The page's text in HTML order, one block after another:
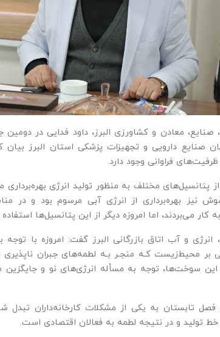
صنایع، معادن و کشاورزی البرز، داود فدایی در
صنایع دارویی و تجهیزات پزشکی استان البرز
فراوانی وجود دارد.
مختلف به منظور تولید انرژی بهره‌برداری
نیز بهره‌برداری از انرژی آبی مرسوم بود و در
کار می‌بردند، اما امروزه دیگر از این پتانسیل‌ها
و آب اتاق بازرگانی البرز گفت: امروزه با توجه
بر محيط‌زیست كـه منجـر بـه لطمه‌های جبران
سوخت‌ها، توجه به مسأله انرژ‌ی‌های نو و جایگزین
تابستان به یکی از مشکلات کارخانه‌داران تبدل
تولید و در نتیجه لطمه به فعالان اقتصادی است.